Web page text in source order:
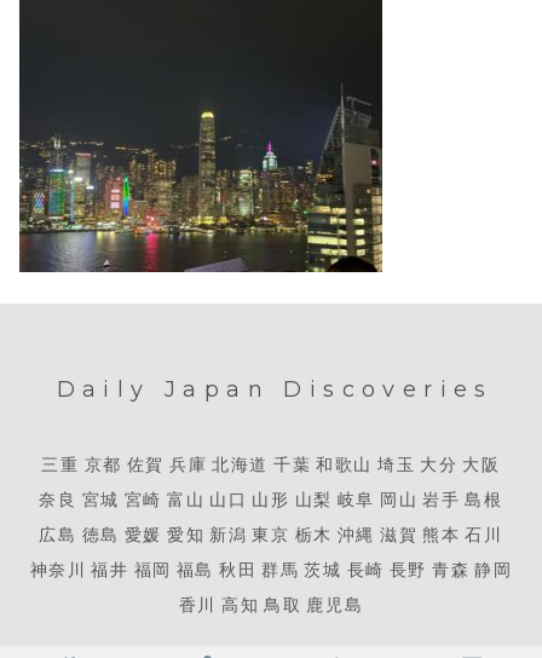
Daily Japan Discoveries
三重 京都 佐賀 兵庫 北海道 千葉 和歌山 埼玉 大分 大阪
奈良 宮城 宮崎 富山 山口 山形 山梨 岐阜 岡山 岩手 島根
広島 徳島 愛媛 愛知 新潟 東京 栃木 沖縄 滋賀 熊本 石川
神奈川 福井 福岡 福島 秋田 群馬 茨城 長崎 長野 青森 静岡
香川 高知 鳥取 鹿児島